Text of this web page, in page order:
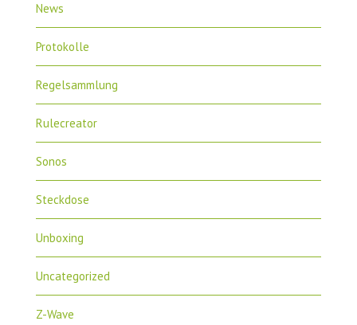
News
Protokolle
Regelsammlung
Rulecreator
Sonos
Steckdose
Unboxing
Uncategorized
Z-Wave